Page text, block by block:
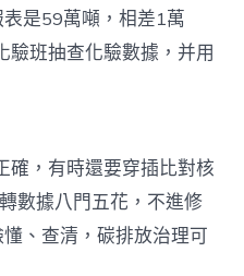
是59萬噸，相差1萬
驗班抽查化驗數據，并用
，有時還要穿插比對核
數據八門五花，不進修
、查清，碳排放治理可